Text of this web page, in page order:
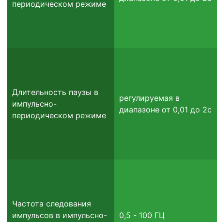
периодическом режиме
Длительность паузы в
импульсно-
периодическом режиме
регулируемая в
диапазоне от 0,01 до 2с
Частота следования
импульсов в импульсно-
0,5 - 100 ГЦ